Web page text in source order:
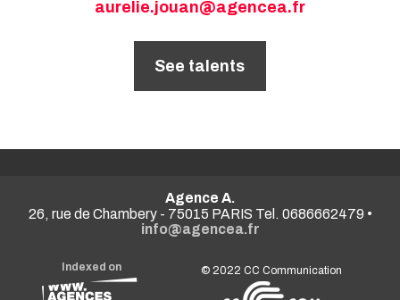
aurelie.jouan@agencea.fr
See talents
Agence A.
26, rue de Chambery - 75015 PARIS Tel. 0686662479 •
info@agencea.fr
Indexed on © 2022CC Communication